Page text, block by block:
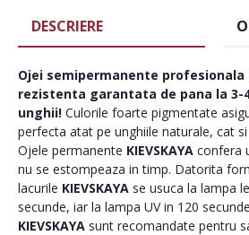
DESCRIERE
Ojei semipermanente profesionala
rezistenta garantata de pana la 3-
unghii! Culorile foarte pigmentate
perfecta atat pe unghiile naturale, cat
Ojele permanente KIEVSKAYA confera
nu se estompeaza in timp. Datorita
lacurile KIEVSKAYA se usuca la lampa
secunde, iar la lampa UV in 120
KIEVSKAYA sunt recomandate pentru